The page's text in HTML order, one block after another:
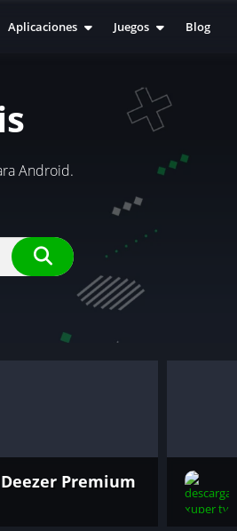
Aplicaciones
Herramientas
Entretenimiento
Salud y bienestar
Aplicaciones de video
Juegos
Carreras
Deportes
Simulación
Juegos PSP
Blog
Android.
Deezer Premium